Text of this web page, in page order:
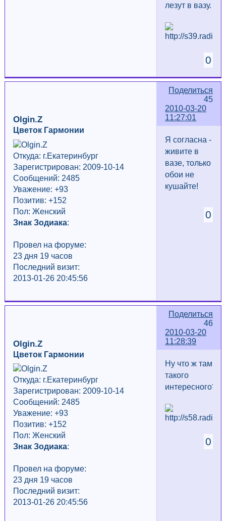
лезут в вазу.
0
Поделиться
45
2010-03-20
11:27:01
Olgin.Z
Цветок Гармонии
Откуда: г.Екатеринбург
Зарегистрирован: 2009-10-14
Сообщений: 2485
Уважение: +93
Позитив: +152
Пол: Женский
Знак Зодиака:
Провел на форуме:
23 дня 19 часов
Последний визит:
2013-01-26 20:45:56
Я согласна -
живите в
вазе, только
обои не
кушайте!
0
Поделиться
46
2010-03-20
11:28:39
Olgin.Z
Цветок Гармонии
Откуда: г.Екатеринбург
Зарегистрирован: 2009-10-14
Сообщений: 2485
Уважение: +93
Позитив: +152
Пол: Женский
Знак Зодиака:
Провел на форуме:
23 дня 19 часов
Последний визит:
2013-01-26 20:45:56
Ну что ж там
такого
интересного?
0